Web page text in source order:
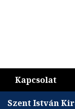
Kapcsolat
Szent István